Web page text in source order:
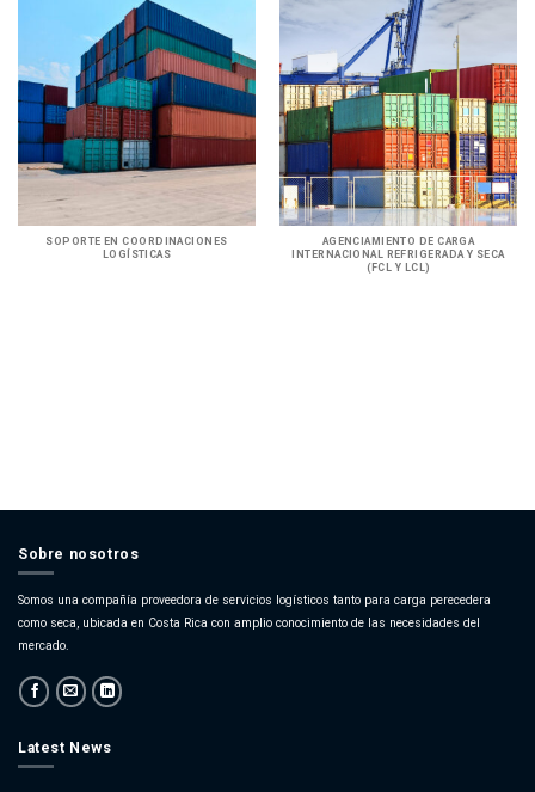
SOPORTE EN COORDINACIONES
LOGÍSTICAS
AGENCIAMIENTO DE CARGA
INTERNACIONAL REFRIGERADA Y SECA
(FCL Y LCL)
Sobre nosotros
Somos una compañía proveedora de servicios logísticos tanto para carga perecedera
como seca, ubicada en Costa Rica con amplio conocimiento de las necesidades del
mercado.
Latest News